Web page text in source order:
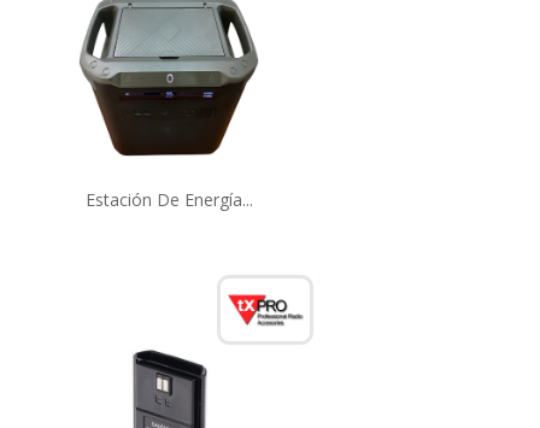
Estación De Energía...